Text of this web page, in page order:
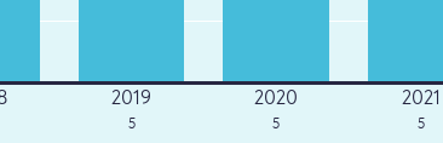
5 5 5